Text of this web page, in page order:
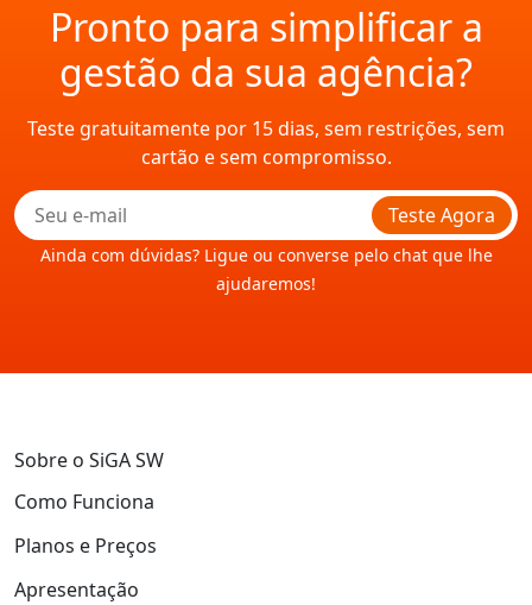
Pronto para simplificar a
gestão da sua agência?
Teste gratuitamente por 15 dias, sem restrições, sem
cartão e sem compromisso.
Teste Agora
Ainda com dúvidas? Ligue ou converse pelo chat que lhe
ajudaremos!
Sobre o SiGA SW
Como Funciona
Planos e Preços
Apresentação